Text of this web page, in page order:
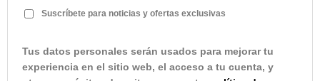
Suscríbete para noticias y ofertas exclusivas
Tus datos personales serán usados para mejorar tu
experiencia en el sitio web, el acceso a tu cuenta, y